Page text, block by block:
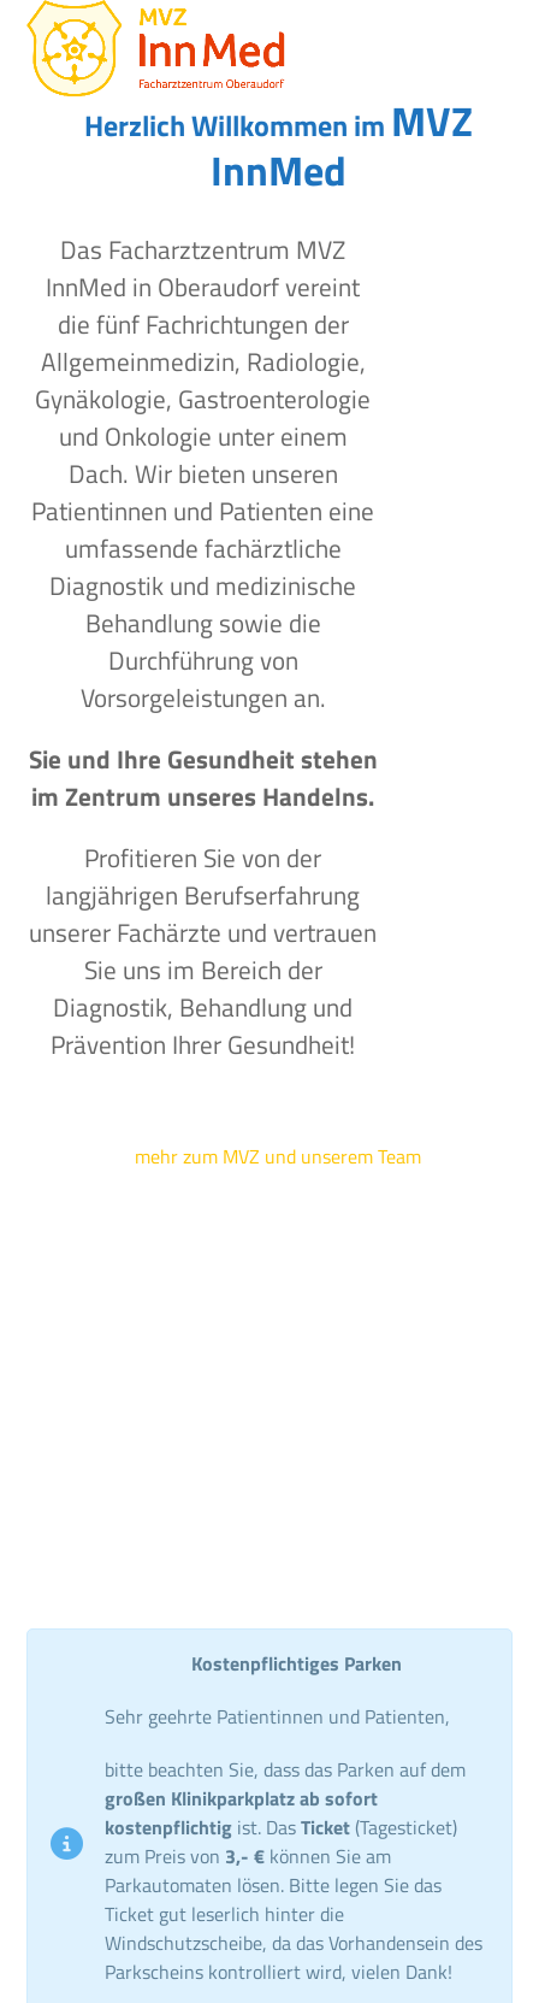
Skip
content
Open
mobile
menu
Close
mobile
menu
Herzlich Willkommen im MVZ
InnMed
Das Facharztzentrum MVZ
InnMed in Oberaudorf vereint
die fünf Fachrichtungen der
Allgemeinmedizin, Radiologie,
Gynäkologie, Gastroenterologie
und Onkologie unter einem
Dach. Wir bieten unseren
Patientinnen und Patienten eine
umfassende fachärztliche
Diagnostik und medizinische
Behandlung sowie die
Durchführung von
Vorsorgeleistungen an.
Sie und Ihre Gesundheit stehen
im Zentrum unseres Handelns.
Profitieren Sie von der
langjährigen Berufserfahrung
unserer Fachärzte und vertrauen
Sie uns im Bereich der
Diagnostik, Behandlung und
Prävention Ihrer Gesundheit!
mehr zum MVZ und unserem Team
Kostenpflichtiges Parken
Sehr geehrte Patientinnen und Patienten,
bitte beachten Sie, dass das Parken auf dem
großen Klinikparkplatz ab sofort
kostenpflichtig ist. DasTicket (Tagesticket)
zum Preis von 3,- € können Sie am
Parkautomaten lösen. Bitte legen Sie das
Ticket gut leserlich hinter die
Windschutzscheibe, da das Vorhandensein des
Parkscheins kontrolliert wird, vielen Dank!